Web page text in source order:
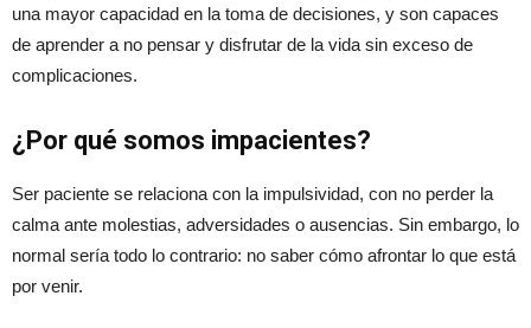
una mayor capacidad en la toma de decisiones, y son capaces
de aprender a no pensar y disfrutar de la vida sin exceso de
complicaciones.
¿Por qué somos impacientes?
Ser paciente se relaciona con la impulsividad, con no perder la
calma ante molestias, adversidades o ausencias. Sin embargo, lo
normal sería todo lo contrario: no saber cómo afrontar lo que está
por venir.